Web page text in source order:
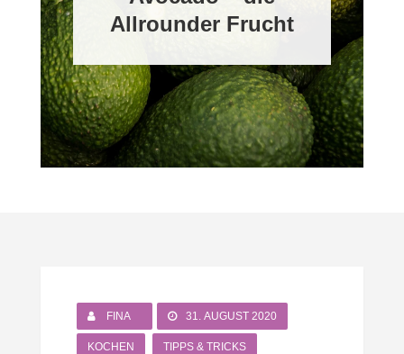
Allrounder Frucht
FINA 31. AUGUST 2020
KOCHEN TIPPS & TRICKS